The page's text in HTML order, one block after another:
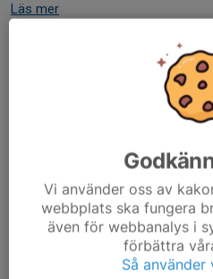
Läs mer
0 kommentarer
18:e -22:e har vi klubbmästerskap
Måndag - Nybörjargrupperna Ni
Tisdag - Slumpdubbel (För dom
Onsdag - Generations dubbel....
Vi använder oss av
webbplats ska fungera
även för webbanalys i
förbättra
Så använder